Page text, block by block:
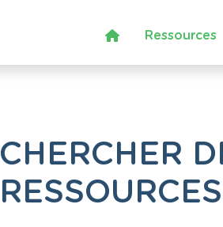
Ressources
CHERCHER
RESSOURCES